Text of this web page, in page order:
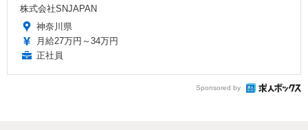
株式会社SNJAPAN
神奈川県
月給27万円～34万円
正社員
Sponsored by